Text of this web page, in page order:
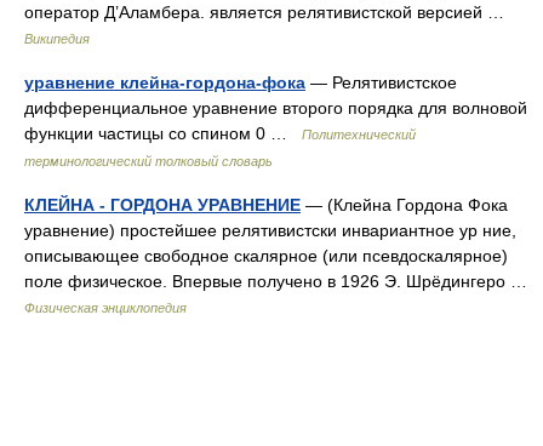
оператор Д’Аламбера. является релятивистской версией …
Википедия
уравнение клейна-гордона-фока — Релятивистское
дифференциальное уравнение второго порядка для волновой
функции частицы со спином 0 …
Политехнический
терминологический толковый словарь
КЛЕЙНА - ГОРДОНА УРАВНЕНИЕ — (Клейна Гордона Фока
уравнение) простейшее релятивистски инвариантное ур ние,
описывающее свободное скалярное (или псевдоскалярное)
поле физическое. Впервые получено в 1926 Э. Шрёдингеро …
Физическая энциклопедия